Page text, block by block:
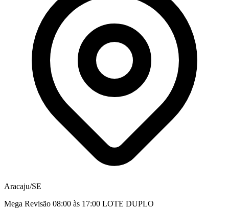
Aracaju/SE
Mega Revisão 08:00 às 17:00 LOTE DUPLO